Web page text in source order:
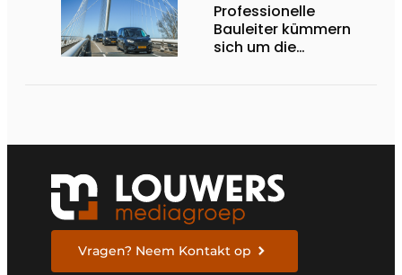
Professionelle
Bauleiter kümmern
sich um die
Vragen? Neem Kontakt op